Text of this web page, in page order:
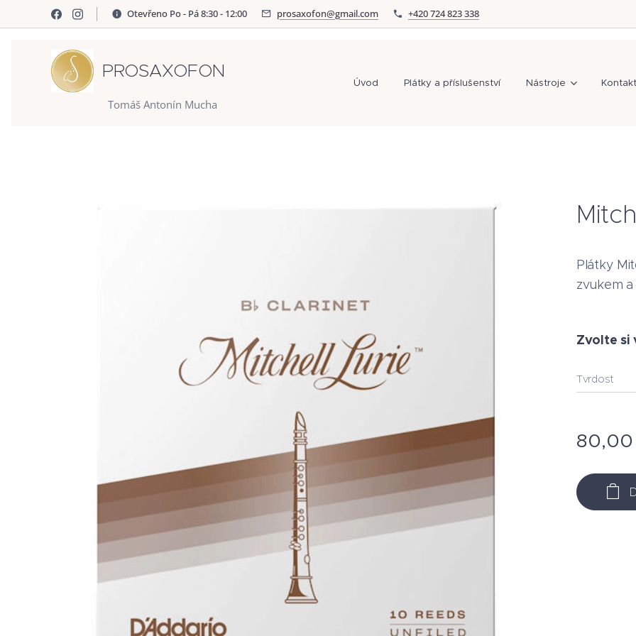
Otevřeno Po - Pá 8:30 - 12:00 prosaxofon@gmail.com +420 724 823 338
PROSAXOFON
Tomáš Antonín Mucha
Úvod Plátky a příslušenství Nástroje Kontakt
Plátky
zvukem
Zvolte si
Tvrdost
80,00